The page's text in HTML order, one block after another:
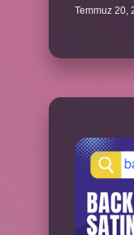
Temmuz 20,